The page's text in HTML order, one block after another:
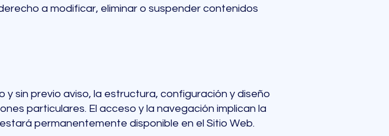
a modificar, eliminar o suspender contenidos
y sin previo aviso, la estructura, configuración y diseño
particulares. El acceso y la navegación implican la
permanentemente disponible en el Sitio Web.